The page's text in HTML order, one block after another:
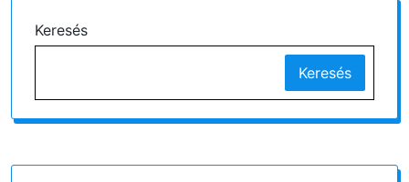
Keresés
Keresés